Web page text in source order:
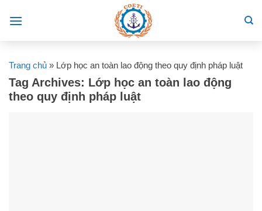
Trang chủ » Lớp học an toàn lao động theo quy định pháp luật
Tag Archives: Lớp học an toàn lao động
theo quy định pháp luật